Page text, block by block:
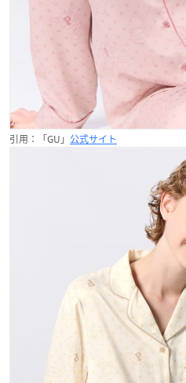
引用：「GU」 公式サイト